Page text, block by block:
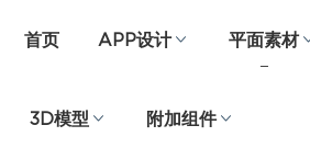
首页 APP设计 平面素材
3D模型 附加组件
平面素材